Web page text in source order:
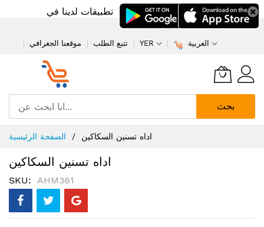
تطبيقات لدينا في
موقعنا الجغرافي تتبع الطلب YER العربية
بحث
إلى
المحتوى
الصفحة الرئيسية اداه تسنين السكاكين
اداه تسنين السكاكين
SKU AHM361